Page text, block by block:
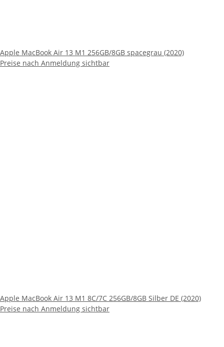
Apple MacBook Air 13 M1 256GB/8GB spacegrau (2020)
Preise nach Anmeldung sichtbar
Apple MacBook Air 13 M1 8C/7C 256GB/8GB Silber DE (2020)
Preise nach Anmeldung sichtbar